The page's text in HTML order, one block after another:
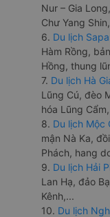
Nur – Gia
Chư Yang
6. Du lịch
Hàm Rồng,
Hồng, thung
7. Du lịch Hà
Lũng Cú, đèo
hóa Lũng
8. Du lịch Mộc
mận Nà Ka,
Phách, hang
9. Du lịch Hải
Lan Hạ, đảo
Kênh,...
10. Du lịch